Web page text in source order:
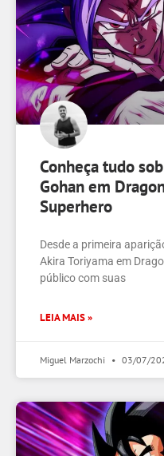
Conheça tudo
Gohan em
Superhero
Desde a primeira
Akira Toriyama em
público com suas
LEIA MAIS »
Miguel Marzochi 03/07/